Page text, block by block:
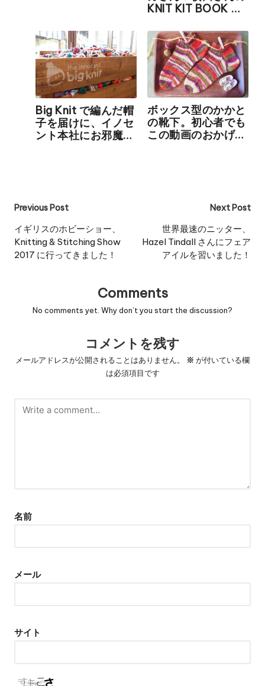
KNIT KIT BOOK レ
Big Knit で編んだ帽
子を届けに、イノセ
ント本社にお邪魔し
ボックス型のかかと
の靴下。初心者でも
この動画のおかげで
Post
navigation
Previous Post
イギリスのホビーショー、
Knitting & Stitching Show
2017 に行ってきました！
Next Post
世界最速のニッター、
Hazel Tindall さんにフェア
アイルを習いました！
Comments
No comments yet. Why don’t you start the discussion?
コメントを残す
メールアドレスが公開されることはありません。 ※ が付いている欄
は必須項目です
名前
メール
サイト